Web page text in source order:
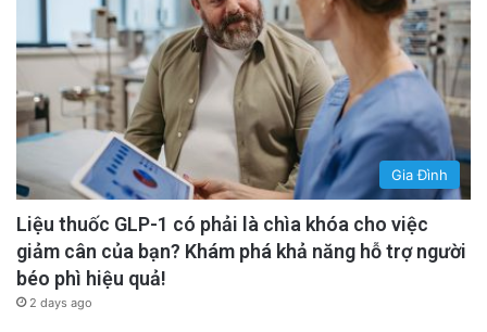
Gia Đình
Liệu thuốc GLP-1 có phải là chìa khóa cho việc
giảm cân của bạn? Khám phá khả năng hỗ trợ người
béo phì hiệu quả!
2 days ago